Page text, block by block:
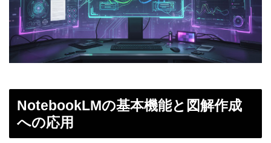
NotebookLMの基本機能と図解作成
への応用